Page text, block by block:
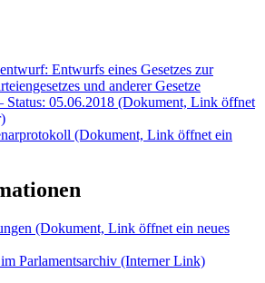
Entwurfs eines Gesetzes zur
und anderer Gesetze
05.06.2018 (Dokument, Link öffnet
(Dokument, Link öffnet ein
(Dokument, Link öffnet ein neues
Parlamentsarchiv (Interner Link)